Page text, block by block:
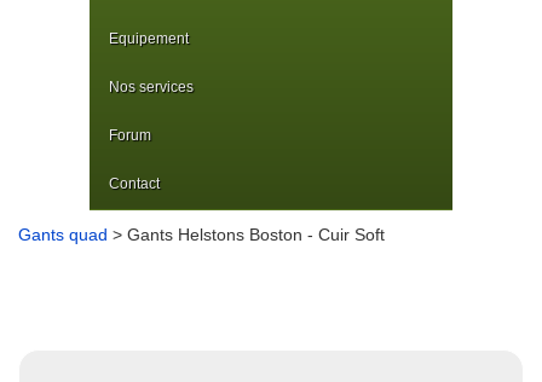
Equipement
Nos services
Forum
Contact
Gants quad > Gants Helstons Boston - Cuir Soft